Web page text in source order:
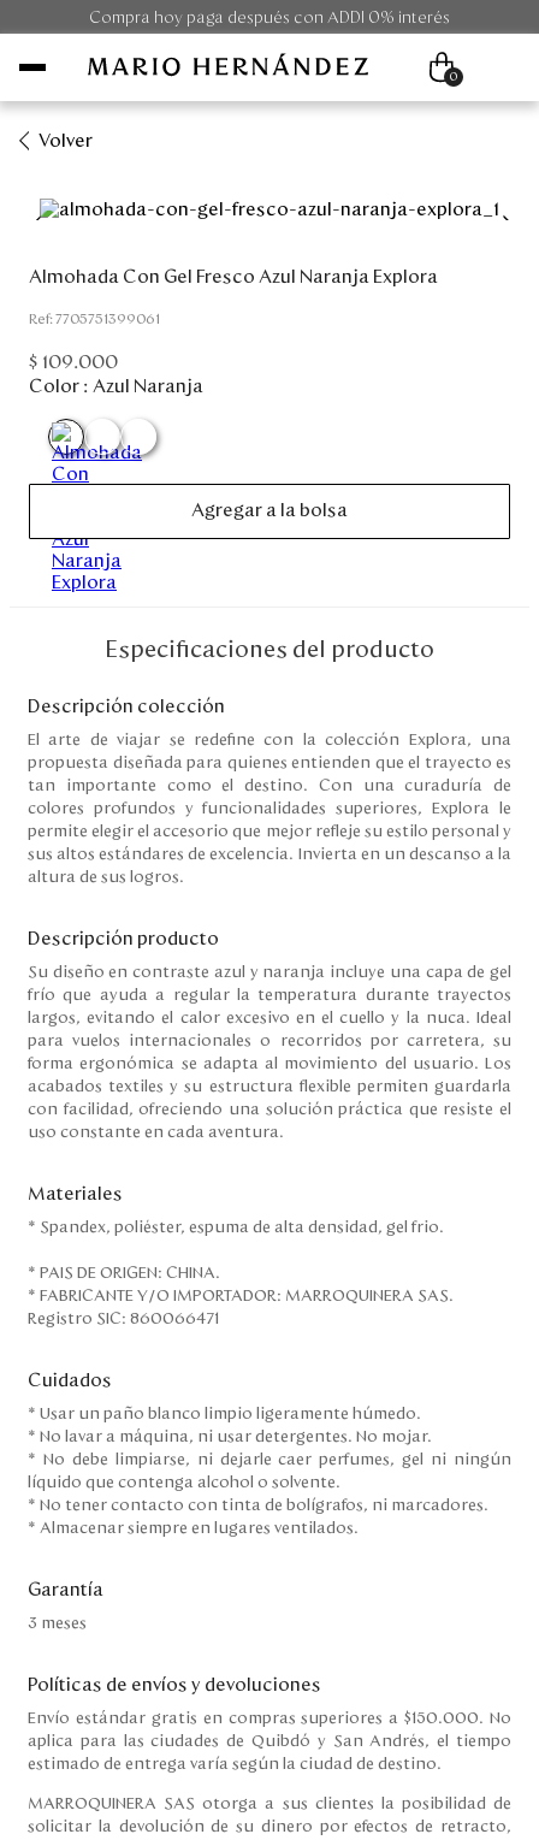
Compra hoy paga después con ADDI 0% interés
Unisex
Viaje
Colecciones
Disney
Mi cuenta
Blog
Servicio al cliente
Nuestras Tiendas
Costa Rica
Panamá
USA
Venezuela
0
Volver
Almohada Con Gel Fresco Azul Naranja Explora
:7705751399061
$ 109.000
Color : Azul Naranja
Agregar a la bolsa
Especificaciones del producto
Descripción colección
El arte de viajar se redefine con la colección Explora, una
propuesta diseñada para quienes entienden que el trayecto es
tan importante como el destino. Con una curaduría de
colores profundos y funcionalidades superiores, Explora le
permite elegir el accesorio que mejor refleje su estilo personal y
sus altos estándares de excelencia. Invierta en un descanso a la
altura de sus logros.
Descripción producto
Su diseño en contraste azul y naranja incluye una capa de gel
frío que ayuda a regular la temperatura durante trayectos
largos, evitando el calor excesivo en el cuello y la nuca. Ideal
para vuelos internacionales o recorridos por carretera, su
forma ergonómica se adapta al movimiento del usuario. Los
acabados textiles y su estructura flexible permiten guardarla
con facilidad, ofreciendo una solución práctica que resiste el
uso constante en cada aventura.
Materiales
* Spandex, poliéster, espuma de alta densidad, gel frio.
* PAIS DE ORIGEN: CHINA.
* FABRICANTE Y/O IMPORTADOR: MARROQUINERA SAS.
Registro SIC: 860066471
Cuidados
* Usar un paño blanco limpio ligeramente húmedo.
* No lavar a máquina, ni usar detergentes. No mojar.
* No debe limpiarse, ni dejarle caer perfumes, gel ni ningún
líquido que contenga alcohol o solvente.
* No tener contacto con tinta de bolígrafos, ni marcadores.
* Almacenar siempre en lugares ventilados.
Garantía
3 meses
Políticas de envíos y devoluciones
Envío estándar gratis en compras superiores a $150.000. No
aplica para las ciudades de Quibdó y San Andrés, el tiempo
estimado de entrega varía según la ciudad de destino.
MARROQUINERA SAS otorga a sus clientes la posibilidad de
solicitar la devolución de su dinero por efectos de retracto,